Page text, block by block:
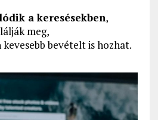
a keresésekben,
meg,
kevesebb bevételt is hozhat.